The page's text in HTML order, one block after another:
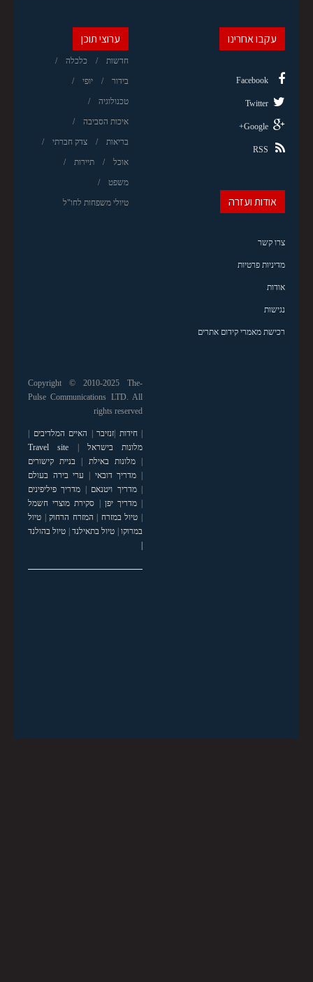
ערוצי תוכן
חדשות כלכלה
בידור יופי
טכנולוגיה
איכות הסביבה
בריאות צדק חברתי
אוכל תיירות
משפט
טיולי משפחות לחו"ל
עקבו אחרינו
Facebook
Twitter
Google+
RSS
אודות ועזרה
צרו קשר
מדיניות פרטיות
אודות
נגישות
רכישת מאמרי קידום אתרים
Copyright © 2010-2025 The-
Pulse Communications LTD. All
rights reserved
|חידות זנזיבר האיים המלדיבים
מלונות בישראל
Travel site
|מלונות באילת
בניית קישורים
מדריך דובאי
ערי בירה בעולם
|מדריך ויטנאם
מדריך פיליפינים
|מדריך יפן
סקירת מוצרי חשמל
טיול במזרח המזרח הרחוק| טיול
במרוקו| טיול בתאילנד| טיול בהולנד